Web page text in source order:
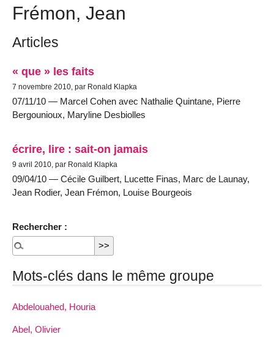
Frémon, Jean
Articles
« que » les faits
7 novembre 2010, par Ronald Klapka
07/11/10 — Marcel Cohen avec Nathalie Quintane, Pierre
Bergounioux, Maryline Desbiolles
écrire, lire : sait-on jamais
9 avril 2010, par Ronald Klapka
09/04/10 — Cécile Guilbert, Lucette Finas, Marc de Launay,
Jean Rodier, Jean Frémon, Louise Bourgeois
Rechercher :
Mots-clés dans le même groupe
Abdelouahed, Houria
Abel, Olivier